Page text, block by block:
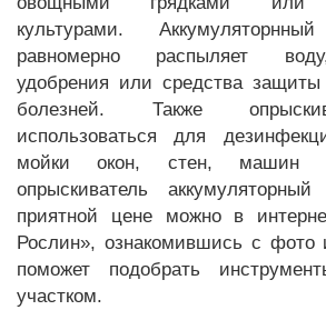
культурами.
равномерно распыляет
удобрения или средства
болезней. Также
использоваться для
мойки окон, стен, машин
опрыскиватель
приятной цене можно в
Рослин», ознакомившись с фото
поможет подобрать
участком.